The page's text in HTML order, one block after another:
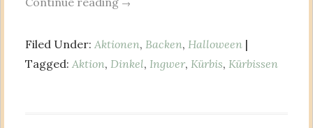
→
Filed Under: Aktionen, Backen, Halloween |
Tagged: Aktion, Dinkel, Ingwer, Kürbis, Kürbissen